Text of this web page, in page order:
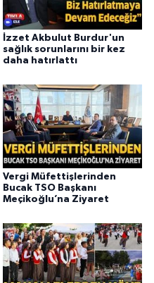
İzzet Akbulut Burdur'un
sağlık sorunlarını bir kez
daha hatırlattı
Vergi Müfettişlerinden
Bucak TSO Başkanı
Meçikoğlu’na Ziyaret